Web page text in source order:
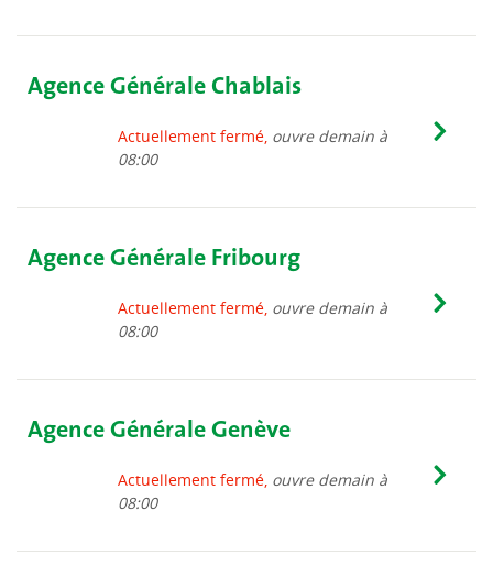
Agence Générale Chablais
Actuellement fermé, ouvre demain à
08:00
Agence Générale Fribourg
Actuellement fermé, ouvre demain à
08:00
Agence Générale Genève
Actuellement fermé, ouvre demain à
08:00